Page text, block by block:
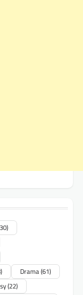
Drama(61)
(22)